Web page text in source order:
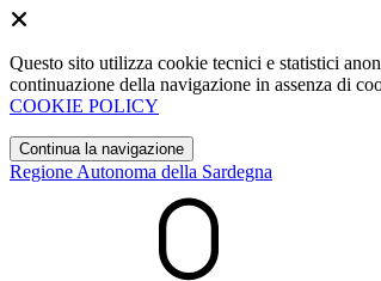
Questo sito utilizza cookie tecnici e statistici
continuazione della navigazione in assenza di
COOKIE POLICY
Continua la navigazione
Regione Autonoma della Sardegna